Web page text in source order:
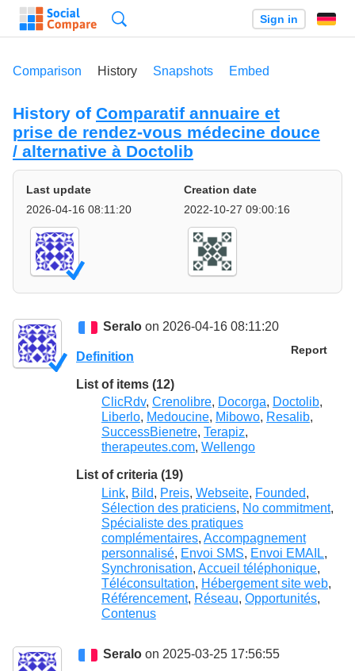
Sign in
Comparison History Snapshots Embed
History of Comparatif annuaire et
prise de rendez-vous médecine douce
/ alternative à Doctolib
Last update
2026-04-16 08:11:20
Creation date
2022-10-27 09:00:16
Seralo on 2026-04-16 08:11:20
Report
Definition
List of items (12)
ClicRdv, Crenolibre, Docorga, Doctolib,
Liberlo, Medoucine, Mibowo, Resalib,
SuccessBienetre, Terapiz,
therapeutes.com, Wellengo
List of criteria (19)
Link, Bild, Preis, Webseite, Founded,
Sélection des praticiens, No commitment,
Spécialiste des pratiques
complémentaires, Accompagnement
personnalisé, Envoi SMS, Envoi EMAIL,
Synchronisation, Accueil téléphonique,
Téléconsultation, Hébergement site web,
Référencement, Réseau, Opportunités,
Contenus
Seralo on 2025-03-25 17:56:55